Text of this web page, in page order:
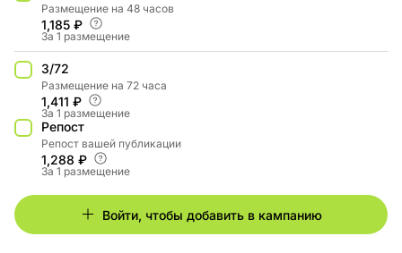
Размещение на 48 часов
1,185 ₽
За 1 размещение
3/72
Размещение на 72 часа
1,411 ₽
За 1 размещение
Репост
Репост вашей публикации
1,288 ₽
За 1 размещение
Войти, чтобы добавить в кампанию